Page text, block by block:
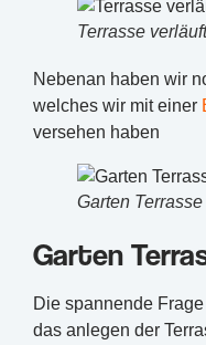
Terrasse
Nebenan haben wir
welches wir mit einer
versehen haben
Garten
Garten
Die spannende
das anlegen der